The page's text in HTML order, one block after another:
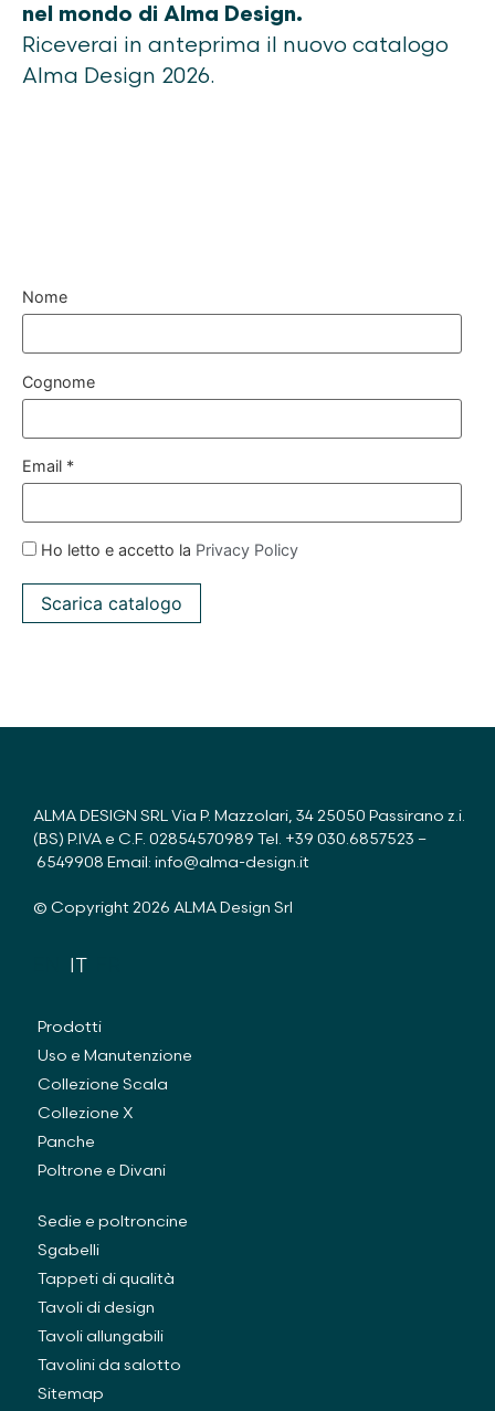
nel mondo di Alma Design.
Riceverai in anteprima il nuovo catalogo
Alma Design 2026.
Nome
Cognome
Email *
Ho letto e accetto la Privacy Policy
ALMA DESIGN SRL Via P. Mazzolari, 34 25050 Passirano z.i.
(BS) P.IVA e C.F. 02854570989 Tel. +39 030.6857523 –
6549908 Email: info@alma-design.it
© Copyright 2026 ALMA Design Srl
IT
Prodotti
Uso e Manutenzione
Collezione Scala
Collezione X
Panche
Poltrone e Divani
Sedie e poltroncine
Sgabelli
Tappeti di qualità
Tavoli di design
Tavoli allungabili
Tavolini da salotto
Sitemap